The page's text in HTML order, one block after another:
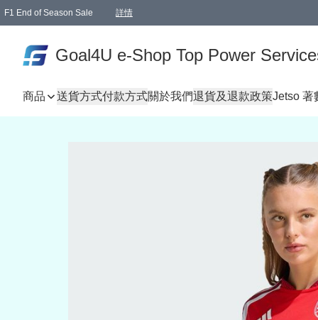
F1 End of Season Sale 詳情
Goal4U e-Shop Top Power
商品 送貨方式付款方式關於我們退貨及退款政策Jetso 著